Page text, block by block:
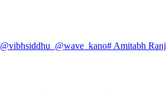
@vibhsiddhu_ @wave_kano# Amitabh